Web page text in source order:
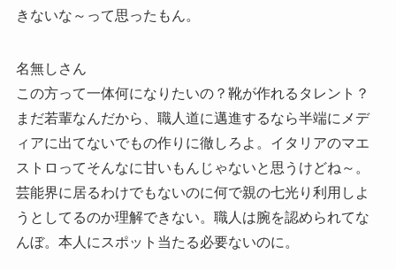
きないな～って思ったもん。
名無しさん
この方って一体何になりたいの？靴が作れるタレント？
まだ若輩なんだから、職人道に邁進するなら半端にメデ
ィアに出てないでもの作りに徹しろよ。イタリアのマエ
ストロってそんなに甘いもんじゃないと思うけどね～。
芸能界に居るわけでもないのに何で親の七光り利用しよ
うとしてるのか理解できない。職人は腕を認められてな
んぼ。本人にスポット当たる必要ないのに。